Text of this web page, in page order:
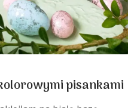
pisankami